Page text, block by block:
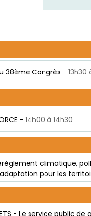
38ème Congrès -
- 14h00 à 14h30
climatique,
pour les
- Le service public